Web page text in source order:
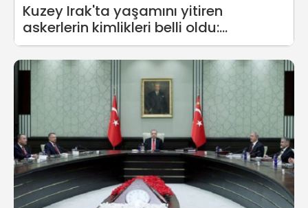
Kuzey Irak'ta yaşamını yitiren
askerlerin kimlikleri belli oldu:
Depremzede aileye 10 adet ısıtıcı
verildi